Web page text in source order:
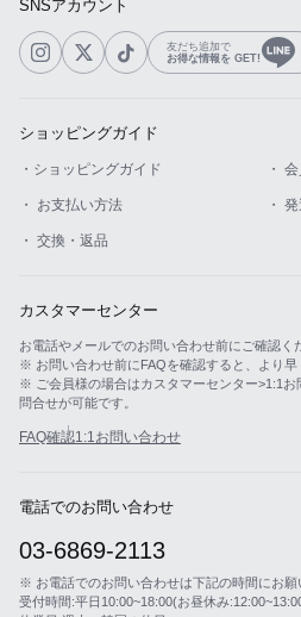
SNSアカウント
友だち追加で
お得な情報を GET!
ショッピングガイド
・ショッピングガイド ・
・ お支払い方法 ・
・ 交換・返品
カスタマーセンター
お電話やメールでのお問い合わせ前にご確認く
※ お問い合わせ前にFAQを確認すると、より早
※ ご会員様の場合はカスタマーセンター>1:1お
問合せが可能です。
FAQ確認1:1お問い合わせ
電話でのお問い合わせ
03-6869-2113
※ お電話でのお問い合わせは下記の時間にお願
受付時間:平日10:00~18:00(お昼休み